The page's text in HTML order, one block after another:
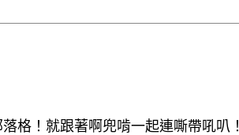
格！就跟著啊兜啃一起連嘶帶吼叭！